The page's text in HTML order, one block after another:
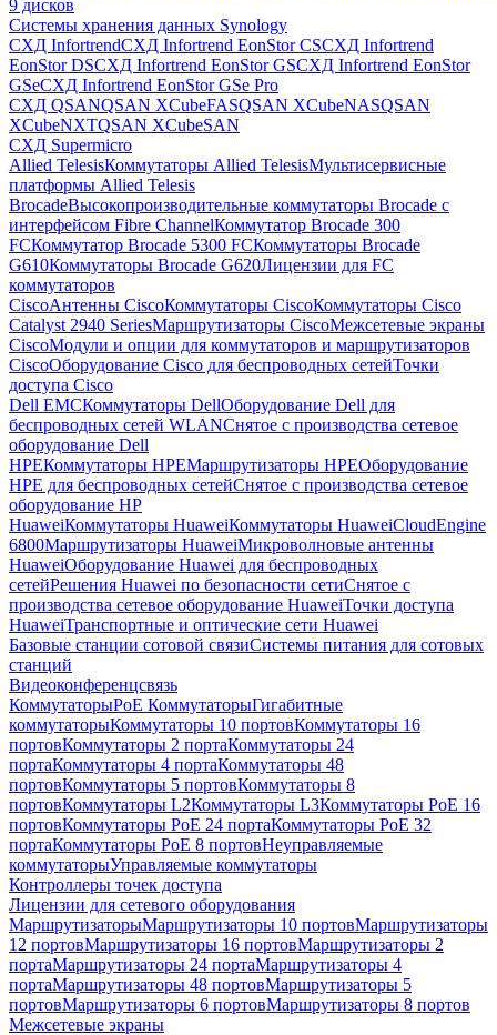
9 дисков
Системы хранения данных Synology
СХД InfortrendСХД Infortrend EonStor CSСХД Infortrend
EonStor DSСХД Infortrend EonStor GSСХД Infortrend EonStor
GSeСХД Infortrend EonStor GSe Pro
СХД QSANQSAN XCubeFASQSAN XCubeNASQSAN
XCubeNXTQSAN XCubeSAN
СХД Supermicro
Allied TelesisКоммутаторы Allied TelesisМультисервисные
платформы Allied Telesis
BrocadeВысокопроизводительные коммутаторы Brocade с
интерфейсом Fibre ChannelКоммутатор Brocade 300
FCКоммутатор Brocade 5300 FCКоммутаторы Brocade
G610Коммутаторы Brocade G620Лицензии для FC
коммутаторов
CiscoАнтенны CiscoКоммутаторы CiscoКоммутаторы Cisco
Catalyst 2940 SeriesМаршрутизаторы CiscoМежсетевые экраны
CiscoМодули и опции для коммутаторов и маршрутизаторов
CiscoОборудование Cisco для беспроводных сетейТочки
доступа Cisco
Dell EMCКоммутаторы DellОборудование Dell для
беспроводных сетей WLANСнятое с производства сетевое
оборудование Dell
HPEКоммутаторы HPEМаршрутизаторы HPEОборудование
HPE для беспроводных сетейСнятое с производства сетевое
оборудование HP
HuaweiКоммутаторы HuaweiКоммутаторы HuaweiCloudEngine
6800Маршрутизаторы HuaweiМикроволновые антенны
HuaweiОборудование Huawei для беспроводных
сетейРешения Huawei по безопасности сетиСнятое с
производства сетевое оборудование HuaweiТочки доступа
HuaweiТранспортные и оптические сети Huawei
Базовые станции сотовой связиСистемы питания для сотовых
станций
Видеоконференцсвязь
КоммутаторыPoE КоммутаторыГигабитные
коммутаторыКоммутаторы 10 портовКоммутаторы 16
портовКоммутаторы 2 портаКоммутаторы 24
портаКоммутаторы 4 портаКоммутаторы 48
портовКоммутаторы 5 портовКоммутаторы 8
портовКоммутаторы L2Коммутаторы L3Коммутаторы PoE 16
портовКоммутаторы PoE 24 портаКоммутаторы PoE 32
портаКоммутаторы PoE 8 портовНеуправляемые
коммутаторыУправляемые коммутаторы
Контроллеры точек доступа
Лицензии для сетевого оборудования
МаршрутизаторыМаршрутизаторы 10 портовМаршрутизаторы
12 портовМаршрутизаторы 16 портовМаршрутизаторы 2
портаМаршрутизаторы 24 портаМаршрутизаторы 4
портаМаршрутизаторы 48 портовМаршрутизаторы 5
портовМаршрутизаторы 6 портовМаршрутизаторы 8 портов
Межсетевые экраны